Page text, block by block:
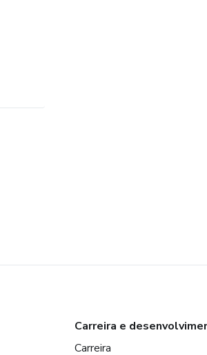
Carreira e
Carreira